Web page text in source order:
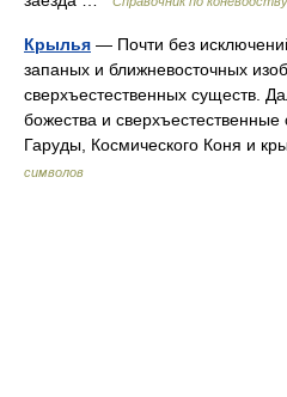
Крылья — Почти без
запаных и ближневосточных
сверхъестественных существ.
божества и
Гаруды, Космического Коня и
символов